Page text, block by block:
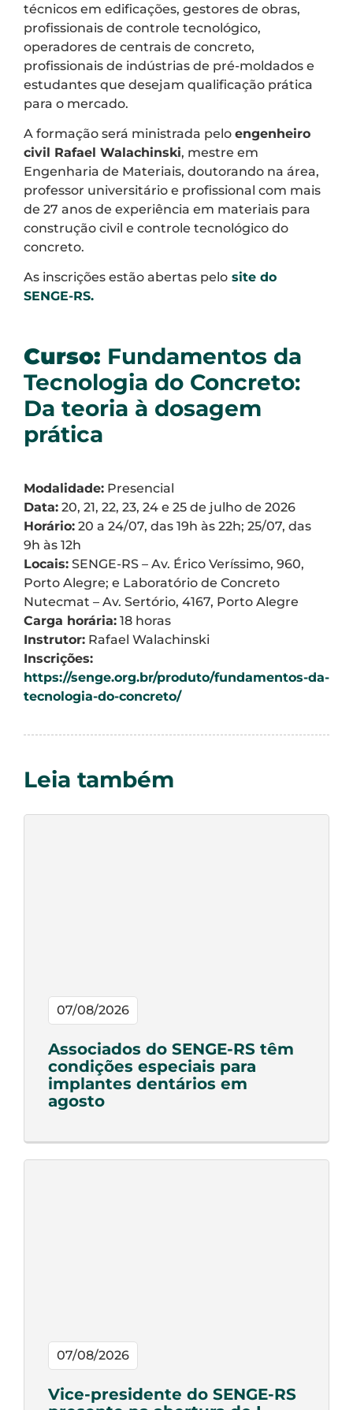
técnicos em edificações, gestores de obras,
profissionais de controle tecnológico,
operadores de centrais de concreto,
profissionais de indústrias de pré-moldados e
estudantes que desejam qualificação prática
para o mercado.
A formação será ministrada pelo engenheiro
civil Rafael Walachinski, mestre em
Engenharia de Materiais, doutorando na área,
professor universitário e profissional com mais
de 27 anos de experiência em materiais para
construção civil e controle tecnológico do
concreto.
As inscrições estão abertas pelo site do
SENGE-RS.
Curso: Fundamentos da
Tecnologia do Concreto:
Da teoria à dosagem
prática
Modalidade: Presencial
Data: 20, 21, 22, 23, 24 e 25 de julho de 2026
Horário: 20 a 24/07, das 19h às 22h; 25/07, das
9h às 12h
Locais: SENGE-RS – Av. Érico Veríssimo, 960,
Porto Alegre; e Laboratório de Concreto
Nutecmat – Av. Sertório, 4167, Porto Alegre
Carga horária: 18 horas
Instrutor: Rafael Walachinski
Inscrições:
https://senge.org.br/produto/fundamentos-da-
tecnologia-do-concreto/
Leia também
07/08/2026
Associados do SENGE-RS têm
condições especiais para
implantes dentários em
agosto
07/08/2026
Vice-presidente do SENGE-RS